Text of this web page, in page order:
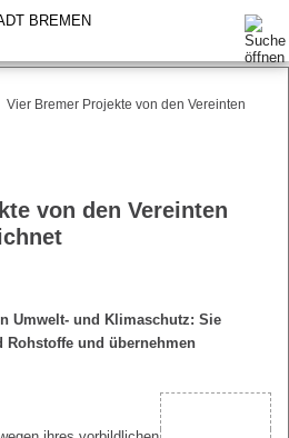
Vier Bremer Projekte von den Vereinten
von den Vereinten
Umwelt- und Klimaschutz: Sie
Rohstoffe und übernehmen